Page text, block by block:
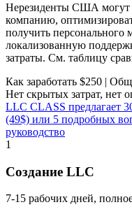
Нерезиденты США могут
компанию,
получить персонального
локализованную
затраты. См. таблицу
Как заработать $250 |
Нет скрытых затрат, нет
LLC CLASS предлагает
(49$) или 5 подробных
руководство
1
Создание LLC
7-15 рабочих дней,